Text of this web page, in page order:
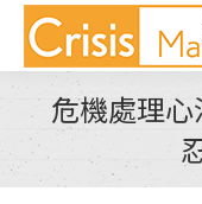
危機處理